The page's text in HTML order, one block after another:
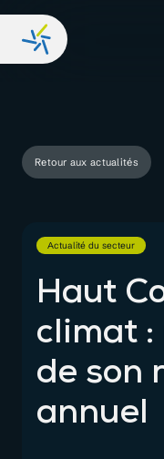
Retour aux actualités
Actualité du secteur
Haut
climat
de son
annuel